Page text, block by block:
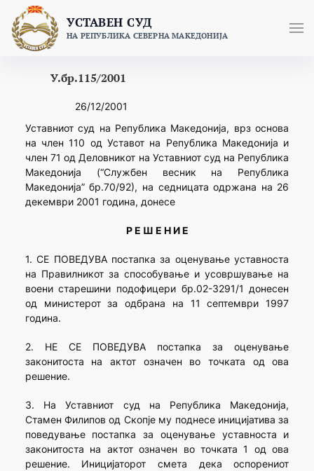
content
УСТАВЕН СУД
НА РЕПУБЛИКА СЕВЕРНА МАКЕДОНИЈА
У.бр.115/2001
26/12/2001
Уставниот суд на Република Македонија, врз основа
на член 110 од Уставот на Република Македонија и
член 71 од Деловникот на Уставниот суд на Република
Македонија (“Службен весник на Република
Македонија” бр.70/92), на седницата одржана на 26
декември 2001 година, донесе
Р Е Ш Е Н И Е
1. СЕ ПОВЕДУВА постапка за оценување уставноста
на Правилникот за способување и усовршување на
воени старешини подофицери бр.02-3291/1 донесен
од министерот за одбрана на 11 септември 1997
година.
2. НЕ СЕ ПОВЕДУВА постапка за оценување
законитоста на актот означен во точката од ова
решение.
3. На Уставниот суд на Република Македонија,
Стамен Филипов од Скопје му поднесе иницијатива за
поведување постапка за оценување уставноста и
законитоста на актот означен во точката 1 од ова
решение. Иницијаторот смета дека оспорениот